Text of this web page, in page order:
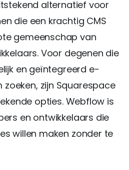
alternatief voor
die een krachtig CMS
gemeenschap van
Voor degenen die
en geïntegreerd e-
zijn Squarespace
opties. Webflow is
en ontwikkelaars die
willen maken zonder te